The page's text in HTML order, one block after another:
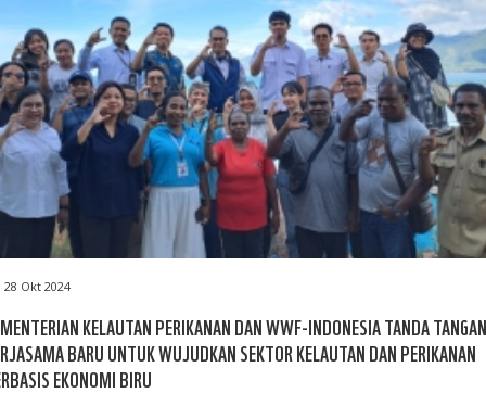
28 Okt 2024
KELAUTAN PERIKANAN DAN WWF-INDONESIA TANDA
BARU UNTUK WUJUDKAN SEKTOR KELAUTAN DAN PERIKANAN
EKONOMI BIRU